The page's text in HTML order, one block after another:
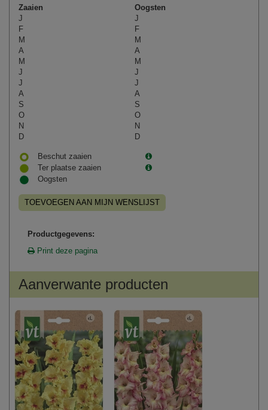
Zaaien
Oogsten
J
J
F
F
M
M
A
A
M
M
J
J
J
J
A
A
S
S
O
O
N
N
D
D
Beschut zaaien
Ter plaatse zaaien
Oogsten
TOEVOEGEN AAN MIJN WENSLIJST
Productgegevens:
Print deze pagina
Aanverwante producten